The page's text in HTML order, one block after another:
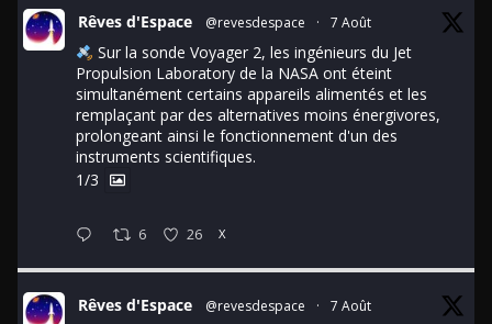
Rêves d'Espace @revesdespace · 7 Août
Sur la sonde Voyager 2, les ingénieurs du Jet
Propulsion Laboratory de la NASA ont éteint
simultanément certains appareils alimentés et les
remplaçant par des alternatives moins énergivores,
prolongeant ainsi le fonctionnement d'un des
instruments scientifiques.
1/3
6 26 X
Rêves d'Espace @revesdespace · 7 Août